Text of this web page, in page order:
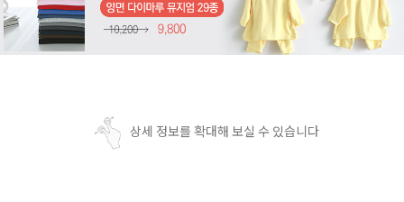
상세 정보를 확대해 보실 수 있습니다